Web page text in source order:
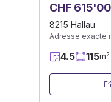
CHF
8215 Hallau
Adresse exacte
4.5 115m2